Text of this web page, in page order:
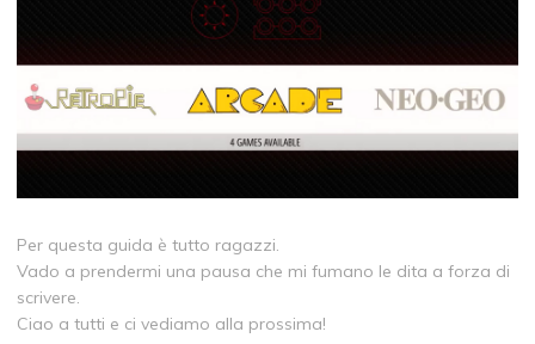
Per questa guida è tutto ragazzi.
Vado a prendermi una pausa che mi fumano le dita a forza di
scrivere.
Ciao a tutti e ci vediamo alla prossima!